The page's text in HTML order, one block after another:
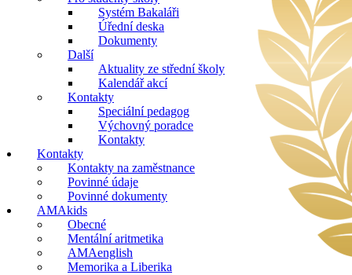
Systém Bakaláři
Úřední deska
Dokumenty
Další
Aktuality ze střední školy
Kalendář akcí
Kontakty
Speciální pedagog
Výchovný poradce
Kontakty
Kontakty
Kontakty na zaměstnance
Povinné údaje
Povinné dokumenty
AMAkids
Obecné
Mentální aritmetika
AMAenglish
Memorika a Liberika